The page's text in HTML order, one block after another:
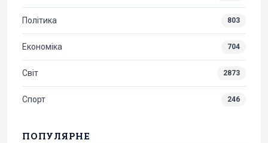
Політика 803
Економіка 704
Світ 2873
Спорт 246
ПОПУЛЯРНЕ